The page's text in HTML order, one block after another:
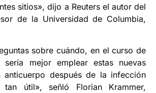
sitios», dijo a Reuters el autor del
de la Universidad de Columbia,
sobre cuándo, en el curso de
sería mejor emplear estas nuevas
anticuerpo después de la infección
útil», señló Florian Krammer,